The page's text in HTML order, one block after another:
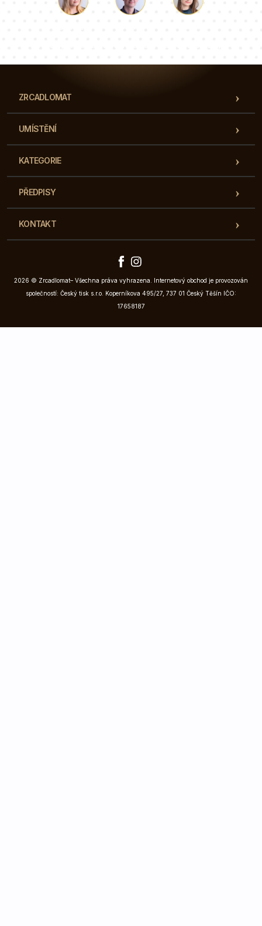
ZRCADLOMAT
UMÍSTĚNÍ
KATEGORIE
PŘEDPISY
KONTAKT
2026 © Zrcadlomat– Všechna práva vyhrazena. Internetový obchod je provozován
společností: Český tisk s.r.o. Koperníkova 495/27, 737 01 Český Těšín IČO:
17658187